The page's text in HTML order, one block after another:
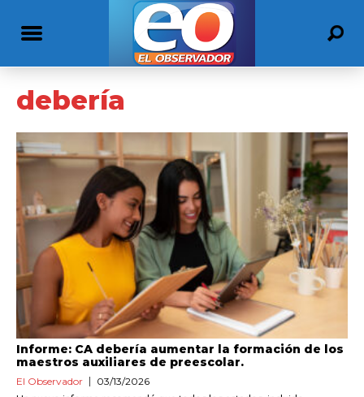
debería
Informe: CA debería aumentar la formación de los
maestros auxiliares de preescolar.
El Observador 03/13/2026